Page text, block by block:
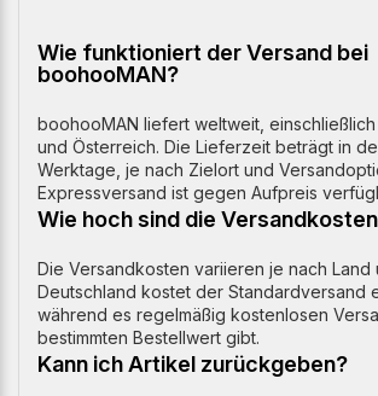
Wie funktioniert der Versand bei
boohooMAN?
boohooMAN liefert weltweit,
und Österreich. Die Lieferzeit beträgt in
Werktage, je nach Zielort und
Expressversand ist gegen Aufpreis
Wie hoch sind die
Die Versandkosten variieren je nach Land
Deutschland kostet der Standardversand
während es regelmäßig kostenlosen
bestimmten Bestellwert gibt.
Kann ich Artikel zurückgeben?